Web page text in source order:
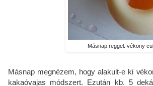
Másnap reggel: vékony
Másnap megnézem, hogy alakult-e ki
kakaóvajas módszert. Ezután kb. 5